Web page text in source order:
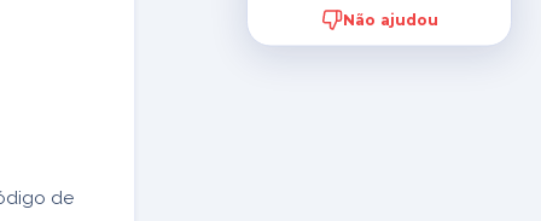
de
Não ajudou